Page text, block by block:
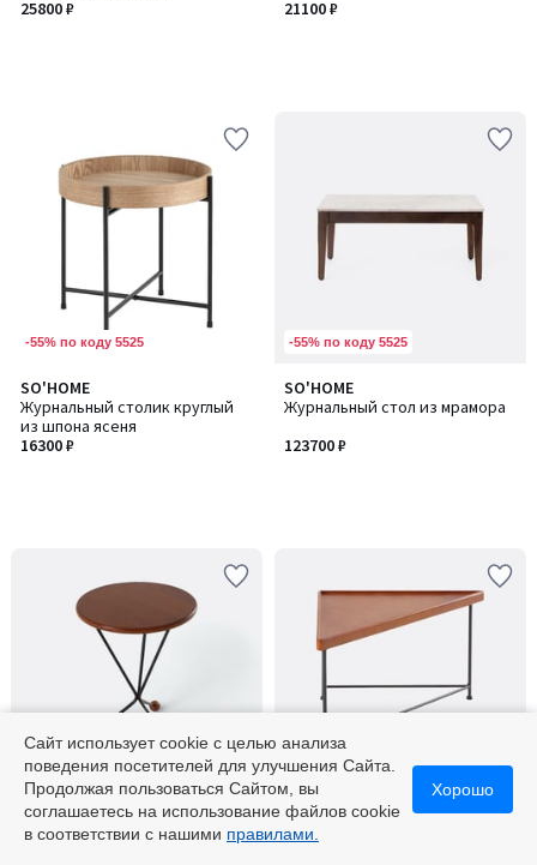
25800 ₽
21100 ₽
-55% по коду 5525
SO'HOME
Журнальный столик круглый
из шпона ясеня
16300 ₽
-55% по коду 5525
SO'HOME
Журнальный стол из мрамора
123700 ₽
-55% по коду 5525
SO'HOME
Журнальный столик с
SO'HOME
Журнальный столик с
Количество
цветов:
Сайт использует cookie с целью анализа
поведения посетителей для улучшения Сайта.
Продолжая пользоваться Сайтом, вы
соглашаетесь на использование файлов cookie
в соответствии с нашими правилами.
Хорошо